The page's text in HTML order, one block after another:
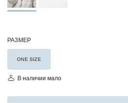
РАЗМЕР
ONE SIZE
В наличии мало